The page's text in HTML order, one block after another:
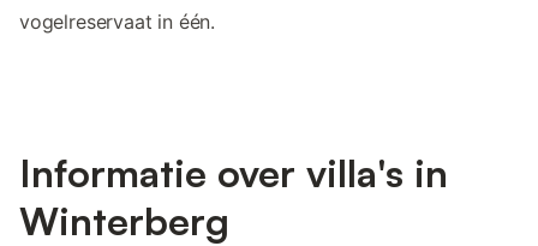
vogelreservaat in één.
Informatie over villa's in
Winterberg